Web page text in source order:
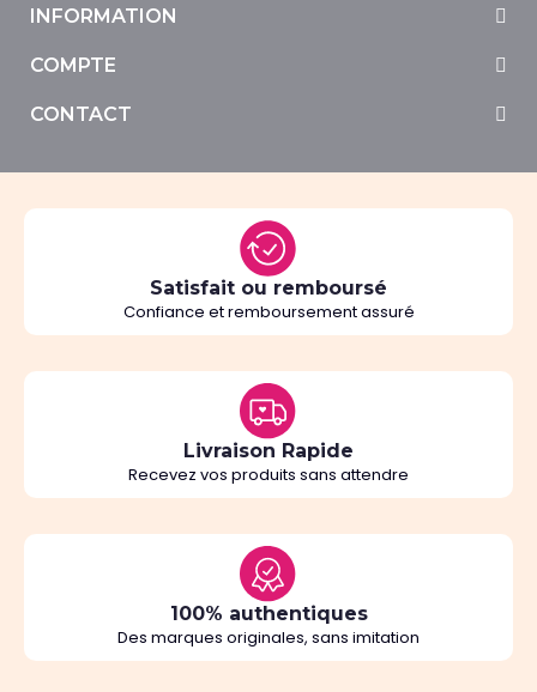
INFORMATION
COMPTE
CONTACT
Satisfait ou remboursé
Confiance et remboursement assuré
Livraison Rapide
Recevez vos produits sans attendre
100% authentiques
Des marques originales, sans imitation